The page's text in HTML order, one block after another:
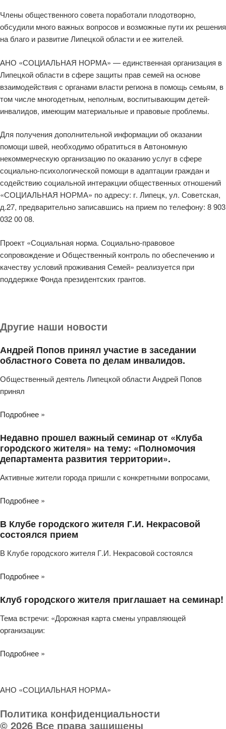
Члены общественного совета поработали плодотворно,
обсудили много важных вопросов и возможные пути их решения
на благо и развитие Липецкой области и ее жителей.
АНО «СОЦИАЛЬНАЯ НОРМА» — единственная организация в
Липецкой области в сфере защиты прав семей на основе
взаимодействия с органами власти региона в помощь семьям, в
том числе многодетным, неполным, воспитывающим детей-
инвалидов, имеющим материальные и правовые проблемы.
Для получения дополнительной информации об оказании
помощи швей, необходимо обратиться в Автономную
некоммерческую организацию по оказанию услуг в сфере
социально-психологической помощи в адаптации граждан и
содействию социальной интеракции общественных отношений
«СОЦИАЛЬНАЯ НОРМА» по адресу: г. Липецк, ул. Советская,
д.27, предварительно записавшись на прием по телефону: 8 903
032 00 08.
Проект «Социальная норма. Социально-правовое
сопровождение и Общественный контроль по обеспечению и
качеству условий проживания Семей» реализуется при
поддержке Фонда президентских грантов.
Другие наши новости
Андрей Попов принял участие в заседании
областного Совета по делам инвалидов.
Общественный деятель Липецкой области Андрей Попов
принял
Подробнее »
Недавно прошел важный семинар от «Клуба
городского жителя» на тему: «Полномочия
департамента развития территории».
Активные жители города пришли с конкретными вопросами,
Подробнее »
В Клубе городского жителя Г.И. Некрасовой
состоялся прием
В Клубе городского жителя Г.И. Некрасовой состоялся
Подробнее »
Клуб городского жителя приглашает на семинар!
Тема встречи: «Дорожная карта смены управляющей
организации:
Подробнее »
АНО «СОЦИАЛЬНАЯ НОРМА»
Политика конфиденциальности
© 2026 Все права защищены